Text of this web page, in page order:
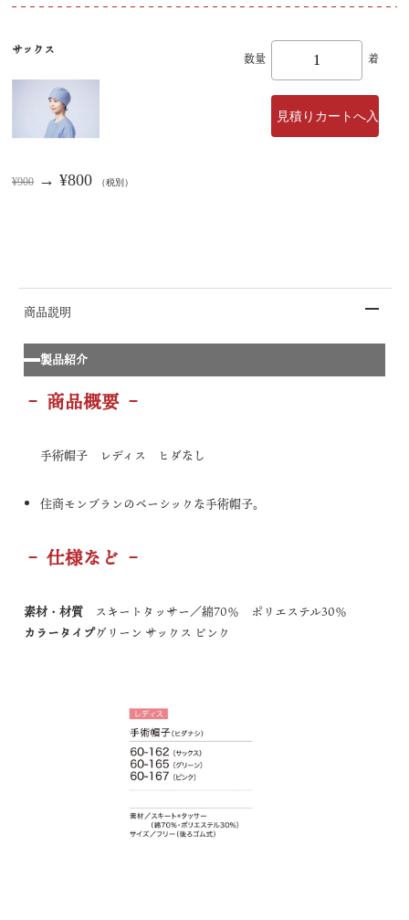
サックス
¥900 → ¥800 （税別）
数量 着
商品説明
製品紹介
– 商品概要 –
手術帽子 レディス ヒダなし
住商モンブランのベーシックな手術帽子。
– 仕様など –
素材・材質
スキートタッサー／綿70％ ポリエステル30％
カラータイプグリーン サックス ピンク